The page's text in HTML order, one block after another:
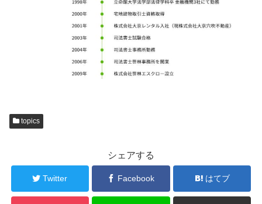
topics
シェアする
Twitter Facebook はてブ